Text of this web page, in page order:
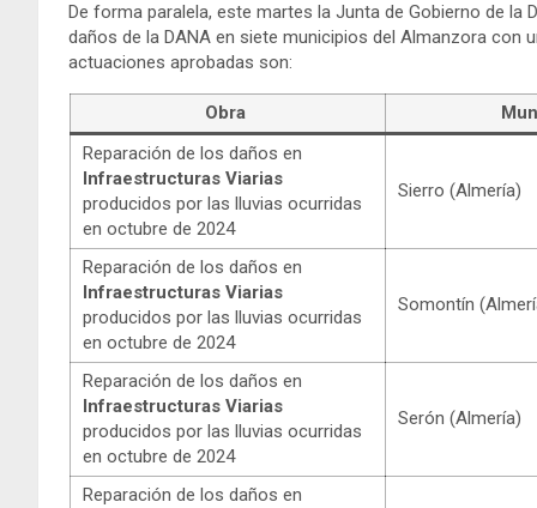
De forma paralela, este martes la Junta de Gobierno de la
daños de la DANA en siete municipios del Almanzora con
actuaciones aprobadas son:
Obra
Reparación de los daños en
Infraestructuras Viarias
producidos por las lluvias ocurridas
en octubre de 2024
Sierro (Almería)
Reparación de los daños en
Infraestructuras Viarias
producidos por las lluvias ocurridas
en octubre de 2024
Somontín
Reparación de los daños en
Infraestructuras Viarias
producidos por las lluvias ocurridas
en octubre de 2024
Serón (Almería)
Reparación de los daños en